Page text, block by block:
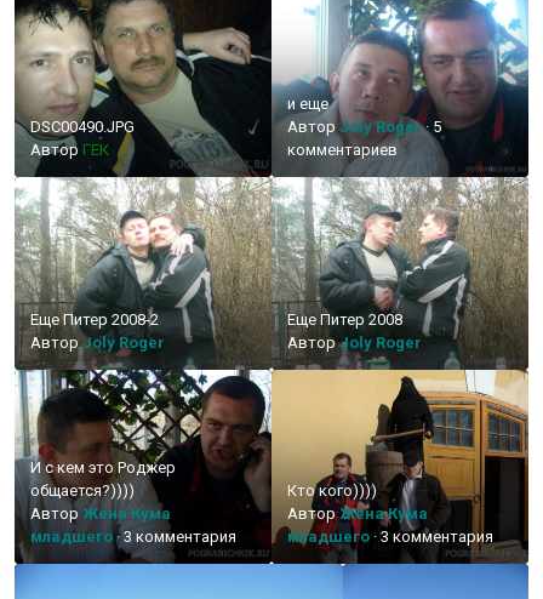
DSC00490.JPG
Автор ГЕК
и еще
Автор Joly Roger· 5
комментариев
Еще Питер 2008-2
АвторJoly Roger
Еще Питер 2008
АвторJoly Roger
И с кем это Роджер
общается?))))
Автор Жена Кума
младшего · 3 комментария
Кто кого))))
АвторЖена Кума
младшего · 3 комментария